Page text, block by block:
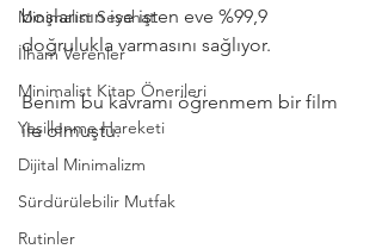
Minimalist Seyahat
İlham Verenler
Minimalist Kitap Önerileri
Yeşillenme Hareketi
Dijital Minimalizm
Sürdürülebilir Mutfak
Rutinler
boşlarının ise işten eve %99,9
doğrulukla varmasını sağlıyor.⁣⁣⁣
Benim bu kavramı öğrenmem bir film
ile olmuştu. ⁣⁣⁣